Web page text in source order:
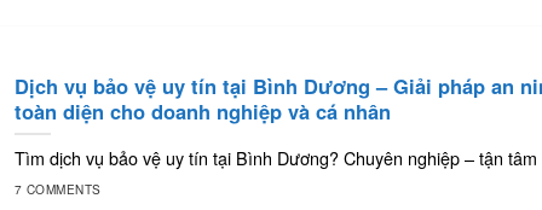
Dịch vụ bảo vệ uy tín tại Bình Dương – Giải pháp an
toàn diện cho doanh nghiệp và cá nhân
Tìm dịch vụ bảo vệ uy tín tại Bình Dương? Chuyên nghiệp – tận tâm
7 COMMENTS